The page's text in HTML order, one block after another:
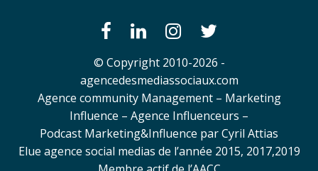
© Copyright 2010-2026 -
agencedesmediassociaux.com
Agence community Management – Marketing
Influence – Agence Influenceurs –
Podcast Marketing&Influence par Cyril Attias
Elue agence social medias de l’année 2015, 2017,2019